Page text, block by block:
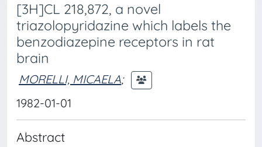
[3H]CL 218,872, a novel
triazolopyridazine which labels the
benzodiazepine receptors in rat
brain
MORELLI, MICAELA;
1982-01-01
Abstract